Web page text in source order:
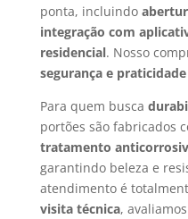
ponta, incluindo
integração com
residencial. Nosso
segurança e praticidade
Para quem busca
portões são fabricados
tratamento
garantindo beleza e
atendimento é
visita técnica,